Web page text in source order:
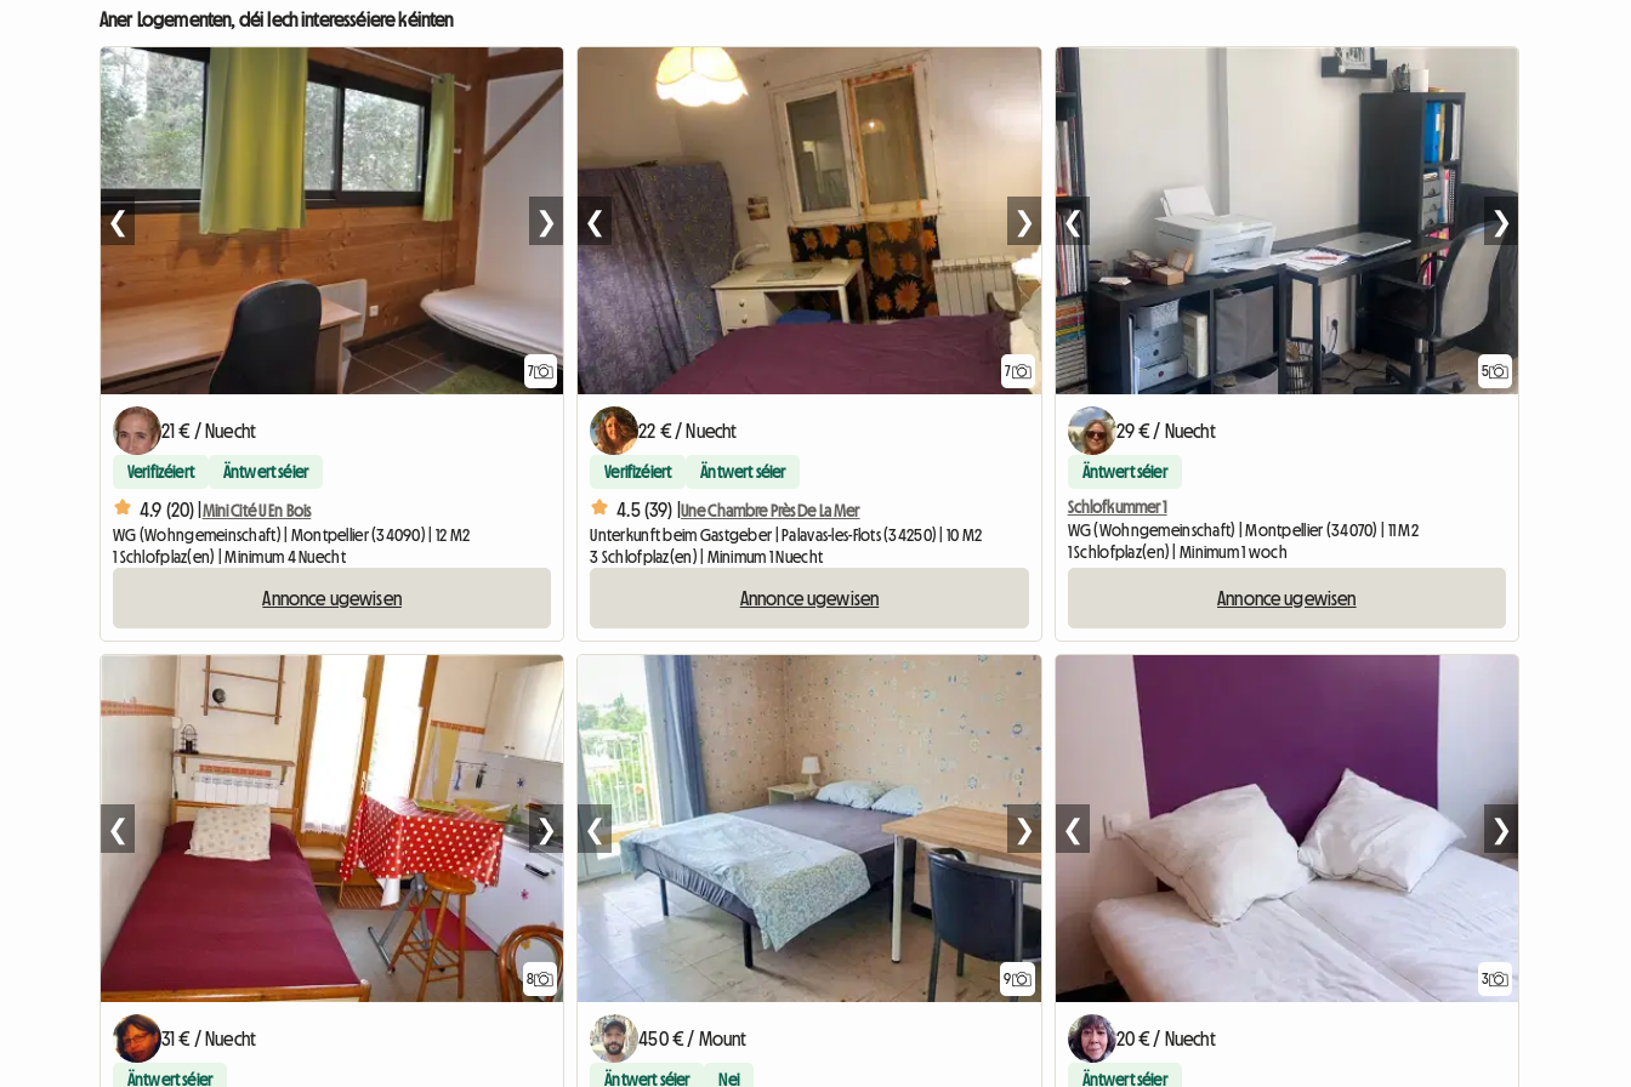
Aner Logementen, déi Iech interesséiere kéinten
7
❮ ❯
21 € / Nuecht
Verifizéiert Äntwert séier
4.9 (20) | Mini Cité U En Bois
WG (Wohngemeinschaft) | Montpellier (34090) | 12 M2
1 Schlofplaz(en) | Minimum 4 Nuecht
Annonce ugewisen
7
❮ ❯
22 € / Nuecht
Verifizéiert Äntwert séier
4.5 (39) | Une Chambre Près De La Mer
Unterkunft beim Gastgeber | Palavas-les-Flots (34250) | 10 M2
3 Schlofplaz(en) | Minimum 1 Nuecht
Annonce ugewisen
5
❮ ❯
29 € / Nuecht
Äntwert séier
Schlofkummer 1
WG (Wohngemeinschaft) | Montpellier (34070) | 11 M2
1 Schlofplaz(en) | Minimum 1 woch
Annonce ugewisen
8
❮ ❯
31 € / Nuecht
Äntwert séier
9
❮ ❯
450 € / Mount
Äntwert séier Nei
3
❮ ❯
20 € / Nuecht
Äntwert séier